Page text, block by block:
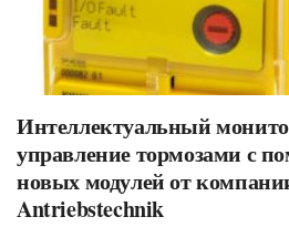
Интеллектуальный
управление тормозами с
новых модулей от
Antriebstechnik